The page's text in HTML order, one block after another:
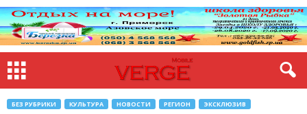
БЕЗ РУБРИКИ КУЛЬТУРА НОВОСТИ РЕГИОН ЭКСКЛЮЗИВ